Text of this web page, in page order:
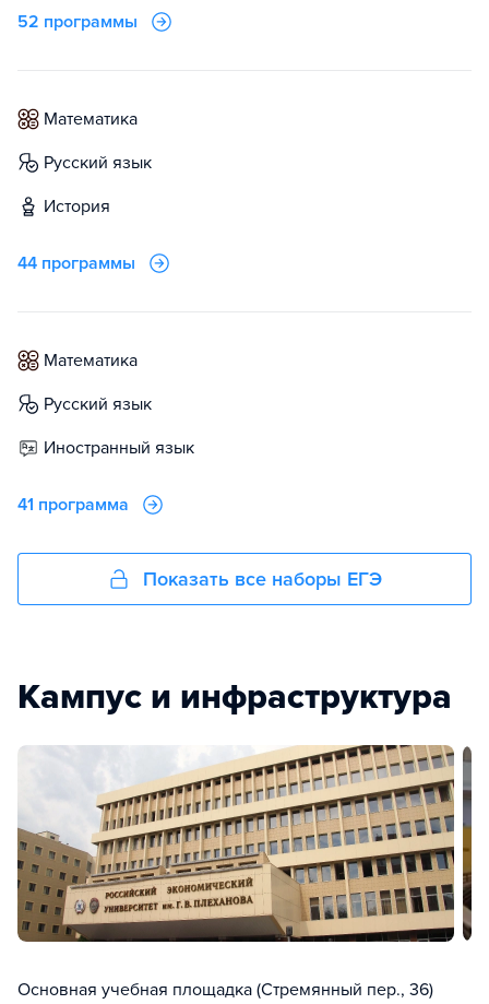
52 программы
математика
русский язык
история
44 программы
математика
русский язык
иностранный язык
41 программа
Показать все наборы ЕГЭ
Кампус и инфраструктура
Основная учебная площадка (Стремянный пер., 36)